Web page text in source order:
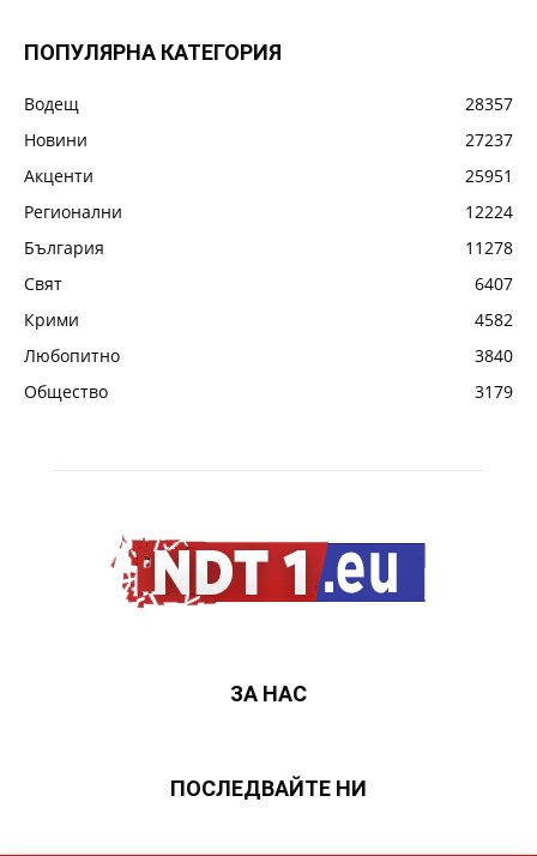
ПОПУЛЯРНА КАТЕГОРИЯ
Водещ
28357
Новини
27237
Акценти
25951
Регионални
12224
България
11278
Свят
6407
Крими
4582
Любопитно
3840
Общество
3179
ЗА НАС
ПОСЛЕДВАЙТЕ НИ